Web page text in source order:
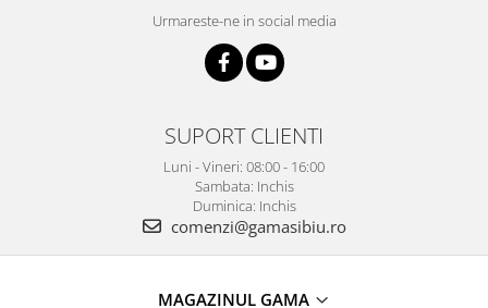
Urmareste-ne in social media
SUPORT CLIENTI
Luni - Vineri: 08:00 - 16:00
Sambata: Inchis
Duminica: Inchis
comenzi@gamasibiu.ro
MAGAZINUL GAMA